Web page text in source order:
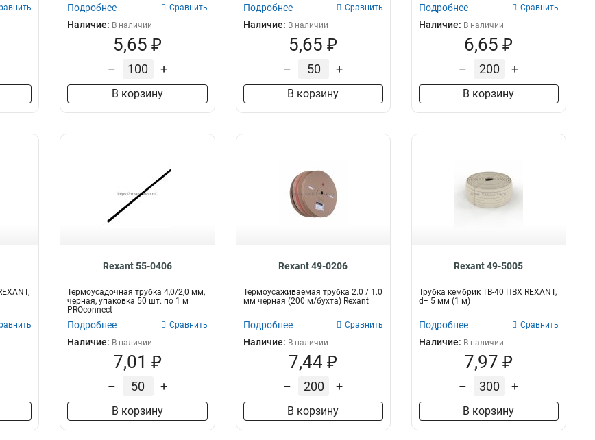
Подробнее Сравнить
Наличие: В наличии
5,65 ₽
– +
В корзину
Подробнее Сравнить
Наличие: В наличии
5,65 ₽
– +
В корзину
Подробнее Сравнить
Наличие: В наличии
6,65 ₽
– +
В корзину
Rexant 55-0406
Термоусадочная трубка 4,0/2,0 мм,
черная, упаковка 50 шт. по 1 м
PROconnect
Подробнее Сравнить
Наличие: В наличии
7,01 ₽
– +
В корзину
Rexant 49-0206
Термоусаживаемая трубка 2.0 / 1.0
мм черная (200 м/бухта) Rexant
Подробнее Сравнить
Наличие: В наличии
7,44 ₽
– +
В корзину
Rexant 49-5005
Трубка кембрик ТВ-40 ПВХ REXANT,
d= 5 мм (1 м)
Подробнее Сравнить
Наличие: В наличии
7,97 ₽
– +
В корзину